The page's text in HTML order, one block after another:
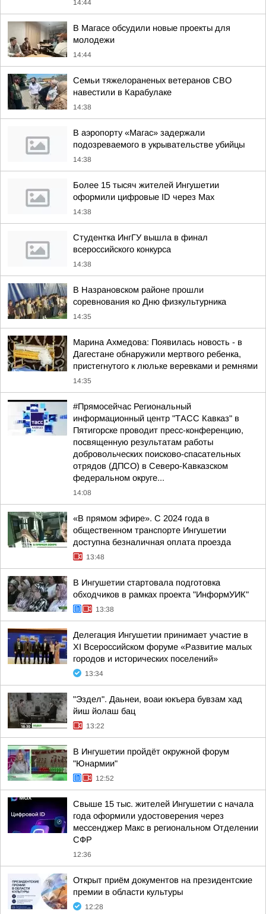
14:44
В Магасе обсудили новые проекты для
молодежи
14:44
Семьи тяжелораненых ветеранов СВО
навестили в Карабулаке
14:38
В аэропорту «Магас» задержали
подозреваемого в укрывательстве убийцы
14:38
Более 15 тысяч жителей Ингушетии
оформили цифровые ID через Max
14:38
Студентка ИнгГУ вышла в финал
всероссийского конкурса
14:38
В Назрановском районе прошли
соревнования ко Дню физкультурника
14:35
Марина Ахмедова: Появилась новость - в
Дагестане обнаружили мертвого ребенка,
пристегнутого к люльке веревками и ремнями
14:35
#Прямосейчас Региональный
информационный центр "ТАСС Кавказ" в
Пятигорске проводит пресс-конференцию,
посвященную результатам работы
добровольческих поисково-спасательных
отрядов (ДПСО) в Северо-Кавказском
федеральном округе...
14:08
«В прямом эфире». С 2024 года в
общественном транспорте Ингушетии
доступна безналичная оплата проезда
13:48
В Ингушетии стартовала подготовка
обходчиков в рамках проекта "ИнформУИК"
13:38
Делегация Ингушетии принимает участие в
XI Всероссийском форуме «Развитие малых
городов и исторических поселений»
13:34
"Эздел". Даьнеи, воаи юкъера бувзам хад
йиш йолаш бац
13:22
В Ингушетии пройдёт окружной форум
"Юнармии"
12:52
Свыше 15 тыс. жителей Ингушетии с начала
года оформили удостоверения через
мессенджер Макс в региональном Отделении
СФР
12:36
Открыт приём документов на президентские
премии в области культуры
12:28